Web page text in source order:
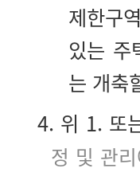
제한구
있는 주
는 개축
4. 위 1. 또
정 및 관